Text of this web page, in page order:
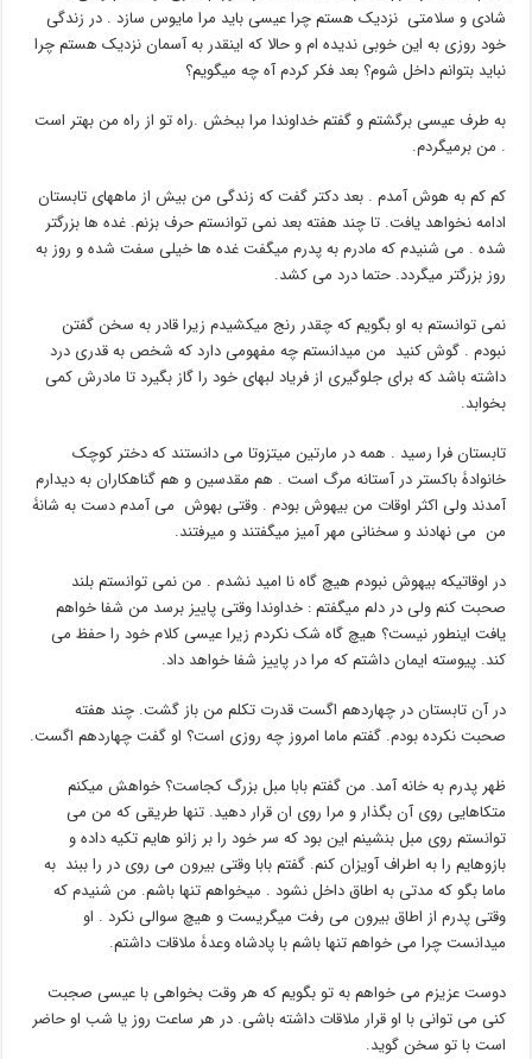
شادی و سلامتی نزدیک هستم چرا عیسی باید مرا مایوس سازد . در زندگی
خود روزی به این خوبی ندیده ام و حالا که اینقدر به آسمان نزدیک هستم چرا
نباید بتوانم داخل شوم؟ بعد فکر کردم آه چه میگویم؟
به طرف عیسی برگشتم و گفتم خداوندا مرا ببخش .راه تو از راه من بهتر است
. من برمیگردم.
کم کم به هوش آمدم . بعد دکتر گفت که زندگی من بیش از ماههای تابستان
ادامه نخواهد یافت. تا چند هفته بعد نمی توانستم حرف بزنم. غده ها بزرگتر
شده . می شنیدم که مادرم به پدرم میگفت غده ها خیلی سفت شده و روز به
روز بزرگتر میگردد. حتما درد می کشد.
نمی توانستم به او بگویم که چقدر رنج میکشیدم زیرا قادر به سخن گفتن
نبودم . گوش کنید من میدانستم چه مفهومی دارد که شخص به قدری درد
داشته باشد که برای جلوگیری از فریاد لبهای خود را گاز بگیرد تا مادرش کمی
بخوابد.
تابستان فرا رسید . همه در مارتین میتزوتا می دانستند که دختر کوچک
خانوادۀ باکستر در آستانه مرگ است . هم مقدسین و هم گناهکاران به دیدارم
آمدند ولی اکثر اوقات من بیهوش بودم . وقتی بهوش می آمدم دست به شانۀ
من می نهادند و سخنانی مهر آمیز میگفتند و میرفتند.
در اوقاتیکه بیهوش نبودم هیچ گاه نا امید نشدم . من نمی توانستم بلند
صحبت کنم ولی در دلم میگفتم : خداوندا وقتی پاییز برسد من شفا خواهم
یافت اینطور نیست؟ هیچ گاه شک نکردم زیرا عیسی کلام خود را حفظ می
کند. پیوسته ایمان داشتم که مرا در پاییز شفا خواهد داد.
در آن تابستان در چهاردهم اگست قدرت تکلم من باز گشت. چند هفته
صحبت نکرده بودم. گفتم ماما امروز چه روزی است؟ او گفت چهاردهم اگست.
ظهر پدرم به خانه آمد. من گفتم بابا مبل بزرگ کجاست؟ خواهش میکنم
متکاهایی روی آن بگذار و مرا روی ان قرار دهید. تنها طریقی که من می
توانستم روی مبل بنشینم این بود که سر خود را بر زانو هایم تکیه داده و
بازوهایم را به اطراف آویزان کنم. گفتم بابا وقتی بیرون می روی در را ببند به
ماما بگو که مدتی به اطاق داخل نشود . میخواهم تنها باشم. من شنیدم که
وقتی پدرم از اطاق بیرون می رفت میگریست و هیچ سوالی نکرد . او
میدانست چرا می خواهم تنها باشم با پادشاه وعدۀ ملاقات داشتم.
دوست عزیزم می خواهم به تو بگویم که هر وقت بخواهی با عیسی صجبت
کنی می توانی با او قرار ملاقات داشته باشی. در هر ساعت روز یا شب او حاضر
است با تو سخن گوید.